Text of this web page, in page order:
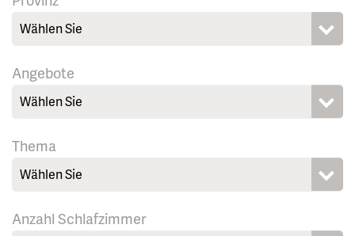
Wählen Sie
Angebote
Wählen Sie
Thema
Wählen Sie
Anzahl Schlafzimmer